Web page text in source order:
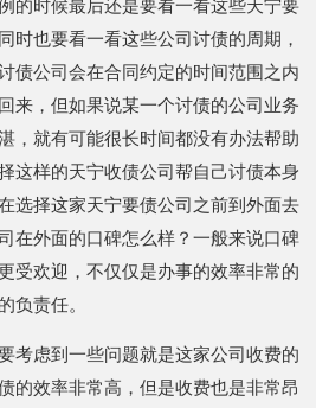
的时候最后还是要看一看这些天宁要
时也要看一看这些公司讨债的周期，
债公司会在合同约定的时间范围之内
来，但如果说某一个讨债的公司业务
，就有可能很长时间都没有办法帮助
这样的天宁收债公司帮自己讨债本身
选择这家天宁要债公司之前到外面去
在外面的口碑怎么样？一般来说口碑
受欢迎，不仅仅是办事的效率非常的
负责任。
考虑到一些问题就是这家公司收费的
的效率非常高，但是收费也是非常昂